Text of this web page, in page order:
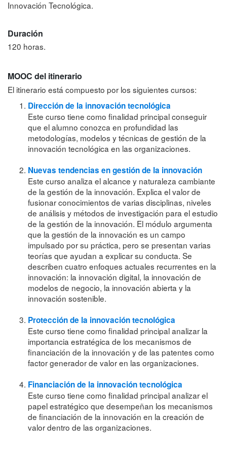
Innovación Tecnológica.
Duración
120 horas.
MOOC del itinerario
El itinerario está compuesto por los siguientes cursos:
Dirección de la innovación tecnológica
Este curso tiene como finalidad principal conseguir
que el alumno conozca en profundidad las
metodologías, modelos y técnicas de gestión de la
innovación tecnológica en las organizaciones.
Nuevas tendencias en gestión de la innovación
Este curso analiza el alcance y naturaleza cambiante
de la gestión de la innovación. Explica el valor de
fusionar conocimientos de varias disciplinas, niveles
de análisis y métodos de investigación para el estudio
de la gestión de la innovación. El módulo argumenta
que la gestión de la innovación es un campo
impulsado por su práctica, pero se presentan varias
teorías que ayudan a explicar su conducta. Se
describen cuatro enfoques actuales recurrentes en la
innovación: la innovación digital, la innovación de
modelos de negocio, la innovación abierta y la
innovación sostenible.
Protección de la innovación tecnológica
Este curso tiene como finalidad principal analizar la
importancia estratégica de los mecanismos de
financiación de la innovación y de las patentes como
factor generador de valor en las organizaciones.
Financiación de la innovación tecnológica
Este curso tiene como finalidad principal analizar el
papel estratégico que desempeñan los mecanismos
de financiación de la innovación en la creación de
valor dentro de las organizaciones.